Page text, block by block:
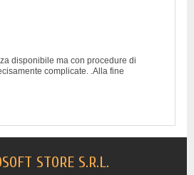
disponibile ma con procedure di
complicate. .Alla fine
STORE S.R.L.